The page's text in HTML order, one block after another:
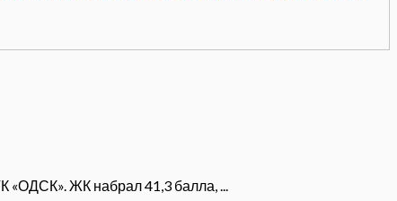
«ОДСК». ЖК набрал 41,3 балла, ...